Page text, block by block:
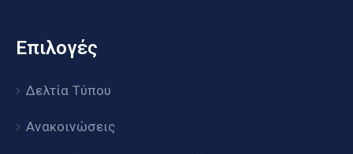
Επιλογές
Δελτία Τύπου
Ανακοινώσεις